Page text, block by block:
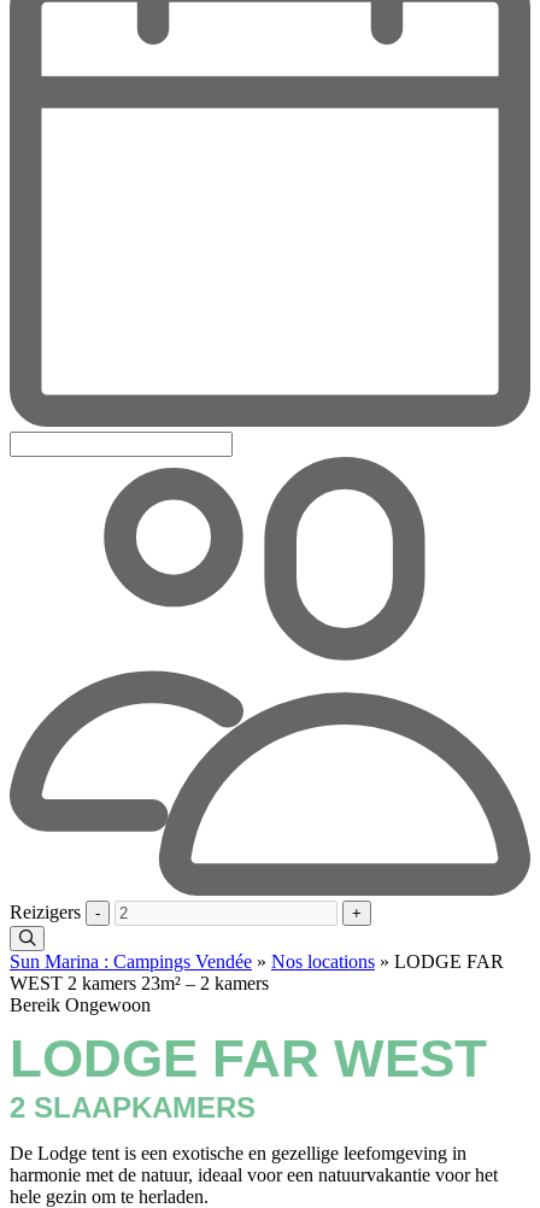
Reizigers - +
Sun Marina : Campings Vendée » Nos locations » LODGE FAR
WEST 2 kamers 23m² – 2 kamers
Bereik Ongewoon
LODGE FAR WEST
2 SLAAPKAMERS
De Lodge tent is een exotische en gezellige leefomgeving in
harmonie met de natuur, ideaal voor een natuurvakantie voor het
hele gezin om te herladen.